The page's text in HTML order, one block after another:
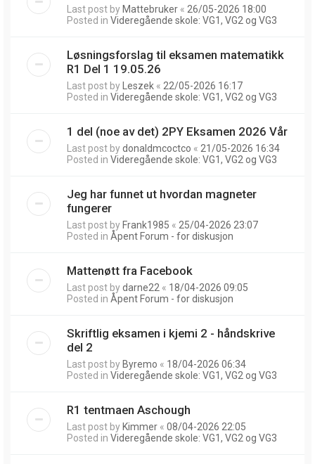
Last post by Mattebruker « 26/05-2026 18:00
Posted in Videregående skole: VG1, VG2 og VG3
Løsningsforslag til eksamen matematikk
R1 Del 1 19.05.26
Last post by Leszek « 22/05-2026 16:17
Posted in Videregående skole: VG1, VG2 og VG3
1 del (noe av det) 2PY Eksamen 2026 Vår
Last post bydonaldmcoctco « 21/05-2026 16:34
Posted in Videregående skole: VG1, VG2 og VG3
Jeg har funnet ut hvordan magneter
fungerer
Last post by Frank1985 « 25/04-2026 23:07
Posted in Åpent Forum - for diskusjon
Mattenøtt fra Facebook
Last post bydarne22 « 18/04-2026 09:05
Posted in Åpent Forum - for diskusjon
Skriftlig eksamen i kjemi 2 - håndskrive
del 2
Last post by Byremo « 18/04-2026 06:34
Posted in Videregående skole: VG1, VG2 og VG3
R1 tentmaen Aschough
Last post by Kimmer « 08/04-2026 22:05
Posted in Videregående skole: VG1, VG2 og VG3